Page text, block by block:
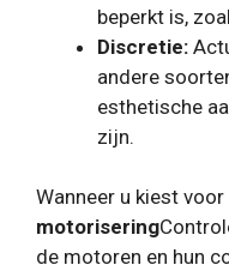
beperkt is,
Discretie:
andere
esthetische
zijn.
Wanneer u kiest voor
motorisering
de motoren en hun